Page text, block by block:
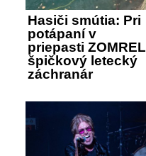
Hasiči smútia: Pri
potápaní v
priepasti ZOMREL
špičkový letecký
záchranár